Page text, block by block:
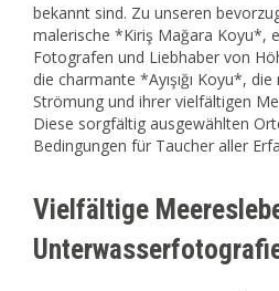
bekannt sind. Zu unseren
malerische *Kiriş Mağara Koyu*,
Fotografen und Liebhaber von
die charmante *Ayışığı Koyu*,
Strömung und ihrer vielfältigen
Diese sorgfältig ausgewählten
Bedingungen für Taucher aller
Vielfältige